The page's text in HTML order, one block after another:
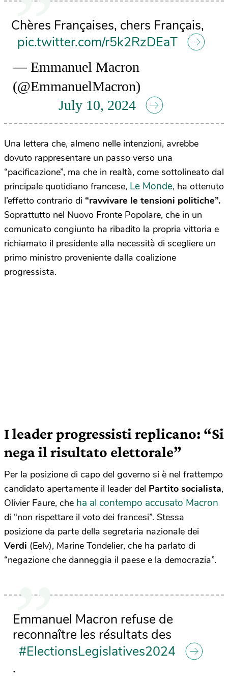
Chères Françaises, chers Français,
pic.twitter.com/r5k2RzDEaT
— Emmanuel Macron
(@EmmanuelMacron)
July 10, 2024
Una lettera che, almeno nelle intenzioni, avrebbe
dovuto rappresentare un passo verso una
“pacificazione”, ma che in realtà, come sottolineato dal
principale quotidiano francese, Le Monde, ha ottenuto
l’effetto contrario di “ravvivare le tensioni politiche”.
Soprattutto nel Nuovo Fronte Popolare, che in un
comunicato congiunto ha ribadito la propria vittoria e
richiamato il presidente alla necessità di scegliere un
primo ministro proveniente dalla coalizione
progressista.
I leader progressisti replicano: “Si
nega il risultato elettorale”
Per la posizione di capo del governo si è nel frattempo
candidato apertamente il leader del Partito socialista,
Olivier Faure, che ha al contempo accusato Macron
di “non rispettare il voto dei francesi”. Stessa
posizione da parte della segretaria nazionale dei
Verdi (Eelv), Marine Tondelier, che ha parlato di
“negazione che danneggia il paese e la democrazia”.
Emmanuel Macron refuse de
reconnaître les résultats des
#ElectionsLegislatives2024
.